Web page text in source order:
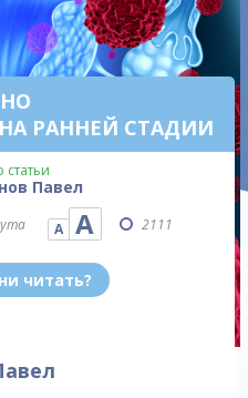
РАННЕЙ СТАДИИ
статьи
Павел
А А 2111
читать?